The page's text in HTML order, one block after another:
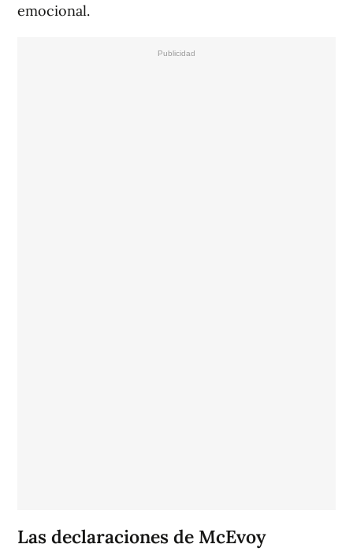
emocional.
Las declaraciones de McEvoy